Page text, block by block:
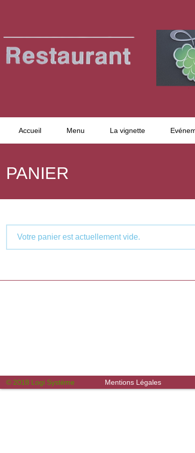
Accueil Menu La vignette
PANIER
Votre panier est actuellement vide.
© 2018 Logi Système Mentions Légales